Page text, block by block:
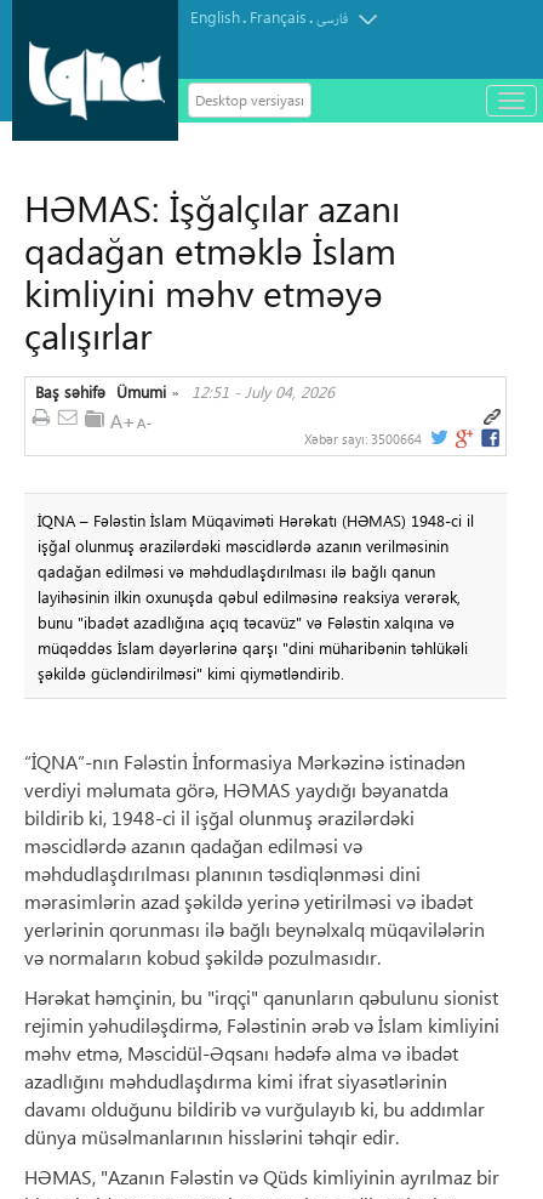
English. Français.فارسی
Desktop versiyası
باز
و
HƏMAS: İşğalçılar azanı
qadağan etməklə İslam
kimliyini məhv etməyə
çalışırlar
Baş səhifə »
Ümumi 12:51 - July 04, 2026
Xəbər sayı: 3500664
İQNA – Fələstin İslam Müqaviməti Hərəkatı (HƏMAS) 1948-ci il
işğal olunmuş ərazilərdəki məscidlərdə azanın verilməsinin
qadağan edilməsi və məhdudlaşdırılması ilə bağlı qanun
layihəsinin ilkin oxunuşda qəbul edilməsinə reaksiya verərək,
bunu "ibadət azadlığına açıq təcavüz" və Fələstin xalqına və
müqəddəs İslam dəyərlərinə qarşı "dini müharibənin təhlükəli
şəkildə gücləndirilməsi" kimi qiymətləndirib.
“İQNA”-nın Fələstin İnformasiya Mərkəzinə istinadən
verdiyi məlumata görə, HƏMAS yaydığı bəyanatda
bildirib ki, 1948-ci il işğal olunmuş ərazilərdəki
məscidlərdə azanın qadağan edilməsi və
məhdudlaşdırılması planının təsdiqlənməsi dini
mərasimlərin azad şəkildə yerinə yetirilməsi və ibadət
yerlərinin qorunması ilə bağlı beynəlxalq müqavilələrin
və normaların kobud şəkildə pozulmasıdır.
Hərəkat həmçinin, bu "irqçi" qanunların qəbulunu sionist
rejimin yəhudiləşdirmə, Fələstinin ərəb və İslam kimliyini
məhv etmə, Məscidül-Əqsanı hədəfə alma və ibadət
azadlığını məhdudlaşdırma kimi ifrat siyasətlərinin
davamı olduğunu bildirib və vurğulayıb ki, bu addımlar
dünya müsəlmanlarının hisslərini təhqir edir.
HƏMAS, "Azanın Fələstin və Qüds kimliyinin ayrılmaz bir